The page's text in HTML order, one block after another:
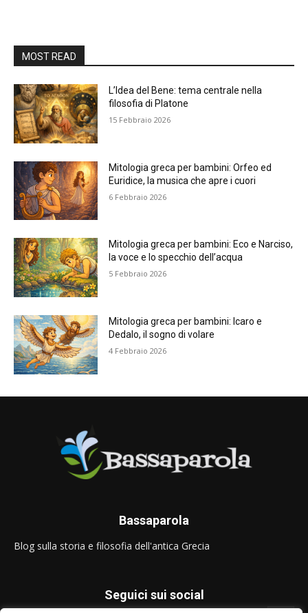
MOST READ
L’Idea del Bene: tema centrale nella
filosofia di Platone
15 Febbraio 2026
Mitologia greca per bambini: Orfeo ed
Euridice, la musica che apre i cuori
6 Febbraio 2026
Mitologia greca per bambini: Eco e Narciso,
la voce e lo specchio dell’acqua
5 Febbraio 2026
Mitologia greca per bambini: Icaro e
Dedalo, il sogno di volare
4 Febbraio 2026
Bassaparola
Blog sulla storia e filosofia dell'antica Grecia
Seguici sui social